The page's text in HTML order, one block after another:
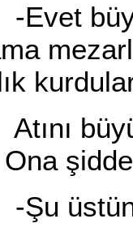
büyük
büyük